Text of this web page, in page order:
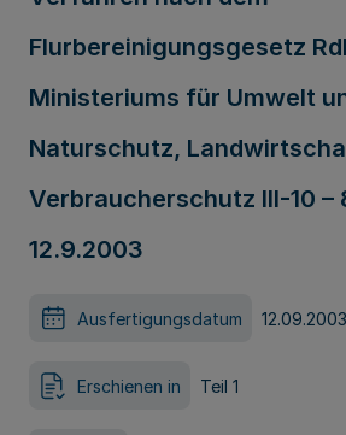
Flurbereinigungsgesetz
Ministeriums für Umwelt
Naturschutz,
Verbraucherschutz III-10 –
12.9.2003
Ausfertigungsdatum 12.09.2003
Erschienen in Teil 1